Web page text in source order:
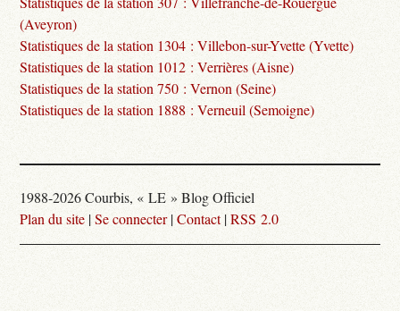
(Aveyron)
Statistiques de la station 1304 : Villebon-sur-Yvette (Yvette)
Statistiques de la station 1012 : Verrières (Aisne)
Statistiques de la station 750 : Vernon (Seine)
Statistiques de la station 1888 : Verneuil (Semoigne)
1988-2026 Courbis, « LE » Blog Officiel
Plan du site |Se connecter|Contact|RSS 2.0